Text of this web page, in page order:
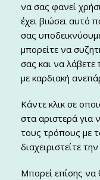
να σας φανεί
έχει βιώσει αυτό
σας
μπορείτε να
σας και να λάβετε
με καρδιακή
Κάντε κλικ σε
στα αριστερά για
τους τρόπους με
διαχειριστείτε
Μπορεί επίσης να